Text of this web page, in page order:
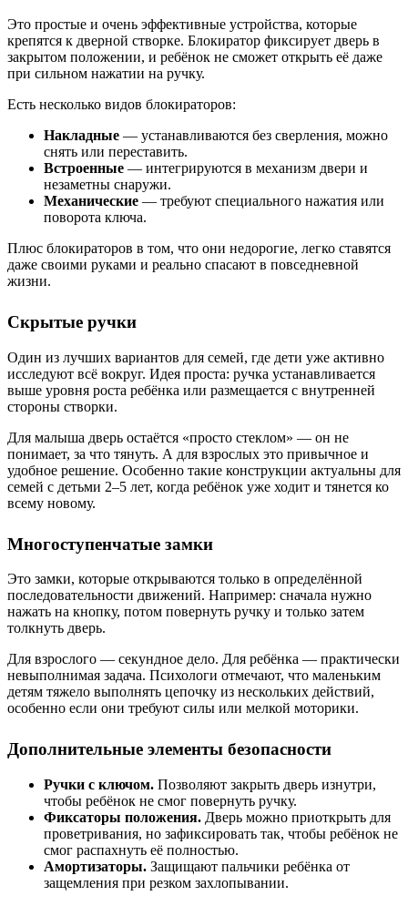
Это простые и очень эффективные устройства, которые
крепятся к дверной створке. Блокиратор фиксирует дверь в
закрытом положении, и ребёнок не сможет открыть её даже
при сильном нажатии на ручку.
Есть несколько видов блокираторов:
Накладные — устанавливаются без сверления, можно
снять или переставить.
Встроенные — интегрируются в механизм двери и
незаметны снаружи.
Механические — требуют специального нажатия или
поворота ключа.
Плюс блокираторов в том, что они недорогие, легко ставятся
даже своими руками и реально спасают в повседневной
жизни.
Скрытые ручки
Один из лучших вариантов для семей, где дети уже активно
исследуют всё вокруг. Идея проста: ручка устанавливается
выше уровня роста ребёнка или размещается с внутренней
стороны створки.
Для малыша дверь остаётся «просто стеклом» — он не
понимает, за что тянуть. А для взрослых это привычное и
удобное решение. Особенно такие конструкции актуальны для
семей с детьми 2–5 лет, когда ребёнок уже ходит и тянется ко
всему новому.
Многоступенчатые замки
Это замки, которые открываются только в определённой
последовательности движений. Например: сначала нужно
нажать на кнопку, потом повернуть ручку и только затем
толкнуть дверь.
Для взрослого — секундное дело. Для ребёнка — практически
невыполнимая задача. Психологи отмечают, что маленьким
детям тяжело выполнять цепочку из нескольких действий,
особенно если они требуют силы или мелкой моторики.
Дополнительные элементы безопасности
Ручки с ключом. Позволяют закрыть дверь изнутри,
чтобы ребёнок не смог повернуть ручку.
Фиксаторы положения. Дверь можно приоткрыть для
проветривания, но зафиксировать так, чтобы ребёнок не
смог распахнуть её полностью.
Амортизаторы. Защищают пальчики ребёнка от
защемления при резком захлопывании.